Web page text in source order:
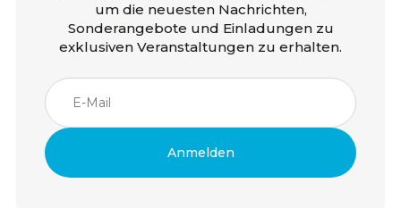
um die neuesten Nachrichten,
Sonderangebote und Einladungen zu
exklusiven Veranstaltungen zu erhalten.